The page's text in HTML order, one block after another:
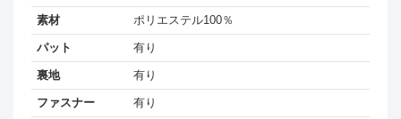
素材 ポリエステル100％
パット 有り
裏地 有り
ファスナー 有り